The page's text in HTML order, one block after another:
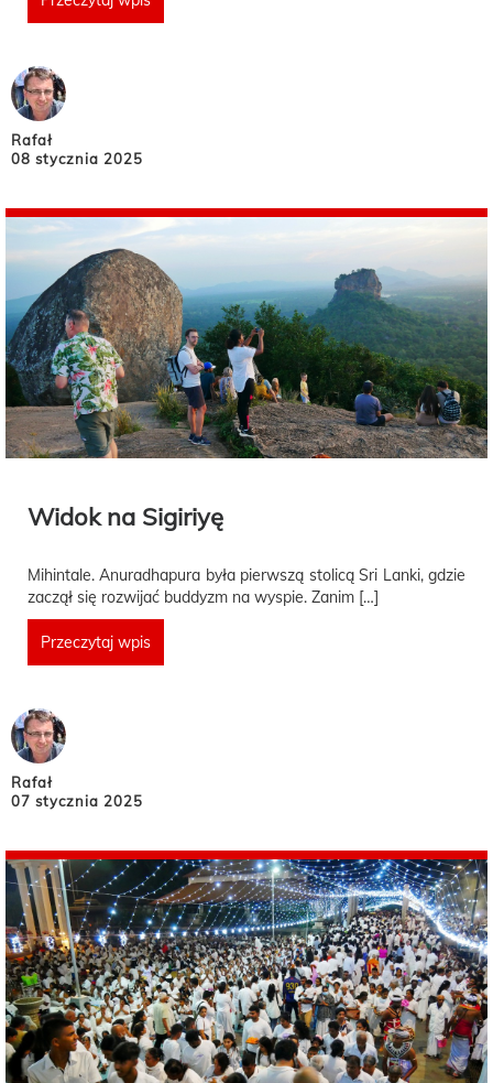
Rafał
08 stycznia 2025
Widok na Sigiriyę
Mihintale. Anuradhapura była pierwszą stolicą Sri Lanki, gdzie
zaczął się rozwijać buddyzm na wyspie. Zanim […]
Przeczytaj wpis
Rafał
07 stycznia 2025